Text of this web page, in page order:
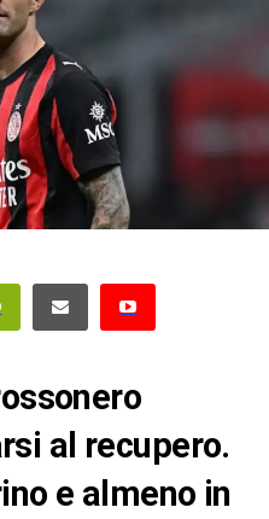
al recupero.
e almeno in